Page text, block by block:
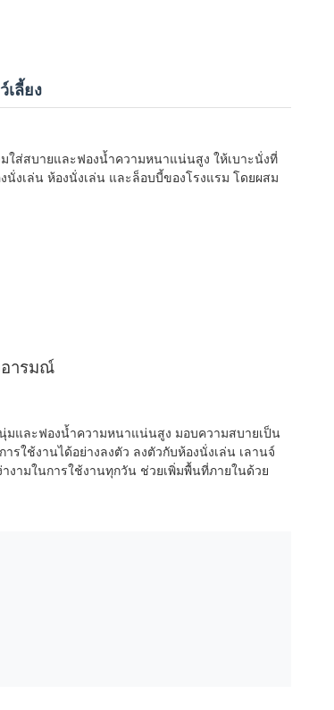
ลี้ยง
ใส่สบายและฟองน้ำความหนาแน่นสูง ให้เบาะนั่งที่
งเล่น ห้องนั่งเล่น และล็อบบี้ของโรงแรม โดยผสม
อารมณ์
มและฟองน้ำความหนาแน่นสูง มอบความสบายเป็น
ใช้งานได้อย่างลงตัว ลงตัวกับห้องนั่งเล่น เลานจ์
งามในการใช้งานทุกวัน ช่วยเพิ่มพื้นที่ภายในด้วย